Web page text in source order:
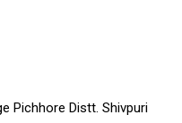
Pichhore Distt. Shivpuri